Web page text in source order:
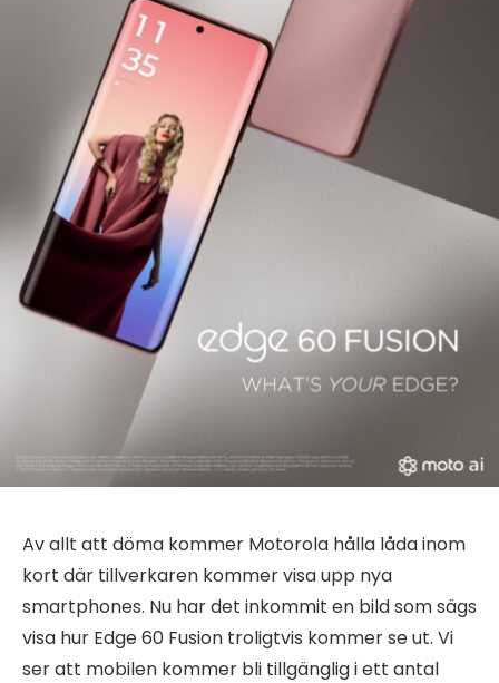
Av allt att döma kommer Motorola hålla låda inom
kort där tillverkaren kommer visa upp nya
smartphones. Nu har det inkommit en bild som sägs
visa hur Edge 60 Fusion troligtvis kommer se ut. Vi
ser att mobilen kommer bli tillgänglig i ett antal